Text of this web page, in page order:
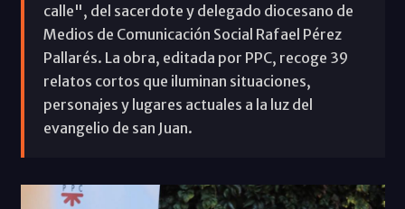
calle", del sacerdote y delegado diocesano de
Medios de Comunicación Social Rafael Pérez
Pallarés. La obra, editada por PPC, recoge 39
relatos cortos que iluminan situaciones,
personajes y lugares actuales a la luz del
evangelio de san Juan.